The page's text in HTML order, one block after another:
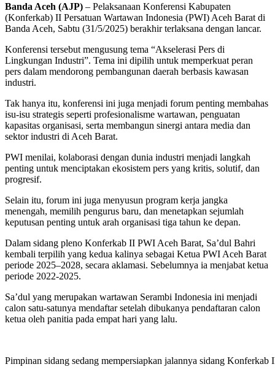
Banda Aceh (AJP) – Pelaksanaan Konferensi Kabupaten
(Konferkab) II Persatuan Wartawan Indonesia (PWI) Aceh Barat di
Banda Aceh, Sabtu (31/5/2025) berakhir terlaksana dengan lancar.
Konferensi tersebut mengusung tema “Akselerasi Pers di
Lingkungan Industri”. Tema ini dipilih untuk memperkuat peran
pers dalam mendorong pembangunan daerah berbasis kawasan
industri.
Tak hanya itu, konferensi ini juga menjadi forum penting membahas
isu-isu strategis seperti profesionalisme wartawan, penguatan
kapasitas organisasi, serta membangun sinergi antara media dan
sektor industri di Aceh Barat.
PWI menilai, kolaborasi dengan dunia industri menjadi langkah
penting untuk menciptakan ekosistem pers yang kritis, solutif, dan
progresif.
Selain itu, forum ini juga menyusun program kerja jangka
menengah, memilih pengurus baru, dan menetapkan sejumlah
keputusan penting untuk arah organisasi tiga tahun ke depan.
Dalam sidang pleno Konferkab II PWI Aceh Barat, Sa’dul Bahri
kembali terpilih yang kedua kalinya sebagai Ketua PWI Aceh Barat
periode 2025–2028, secara aklamasi. Sebelumnya ia menjabat ketua
periode 2022-2025.
Sa’dul yang merupakan wartawan Serambi Indonesia ini menjadi
calon satu-satunya mendaftar setelah dibukanya pendaftaran calon
ketua oleh panitia pada empat hari yang lalu.
Pimpinan sidang sedang mempersiapkan jalannya sidang